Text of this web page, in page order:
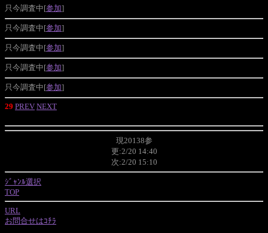
只今調査中[参加]
只今調査中[参加]
只今調査中[参加]
只今調査中[参加]
只今調査中[参加]
29 PREV NEXT
現20138参
更:2/20 14:40
次:2/20 15:10
ｼﾞｬﾝﾙ選択
TOP
URL
お問合せはｺﾁﾗ